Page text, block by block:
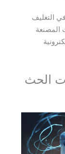
في التغليف
المصنعة
الحث